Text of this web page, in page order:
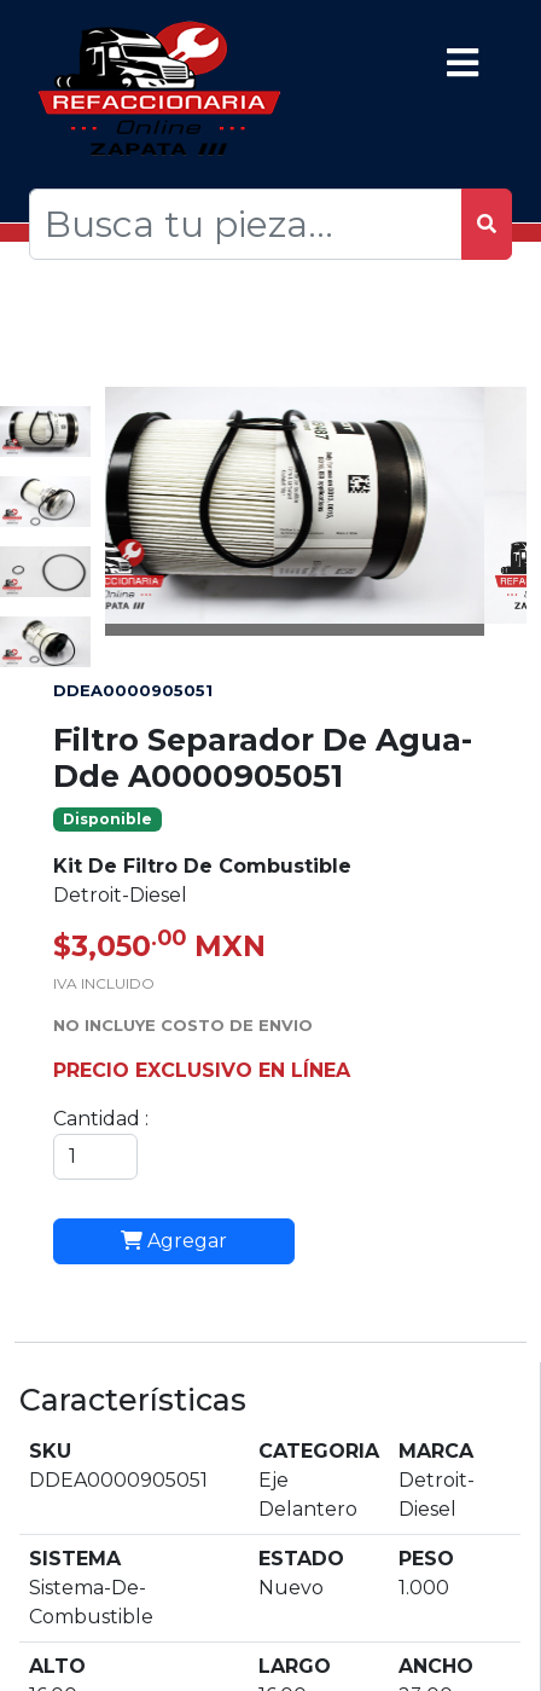
DDEA0000905051
Filtro Separador De Agua-
Dde A0000905051
Disponible
Kit De Filtro De Combustible
Detroit-Diesel
$3,050.00 MXN
IVA INCLUIDO
NO INCLUYE COSTO DE ENVIO
PRECIO EXCLUSIVO EN LÍNEA
Cantidad :
Agregar
Características
SKU
DDEA0000905051
CATEGORIA
Eje
Delantero
MARCA
Detroit-
Diesel
SISTEMA
Sistema-De-
Combustible
ESTADO
Nuevo
PESO
1.000
ALTO
LARGO
ANCHO